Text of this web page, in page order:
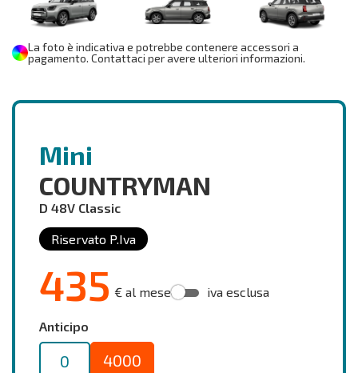
La foto è indicativa e potrebbe contenere accessori a
pagamento. Contattaci per avere ulteriori informazioni.
Mini
COUNTRYMAN
D 48V Classic
Riservato P.Iva
435 € al mese iva esclusa
Anticipo
0 4000